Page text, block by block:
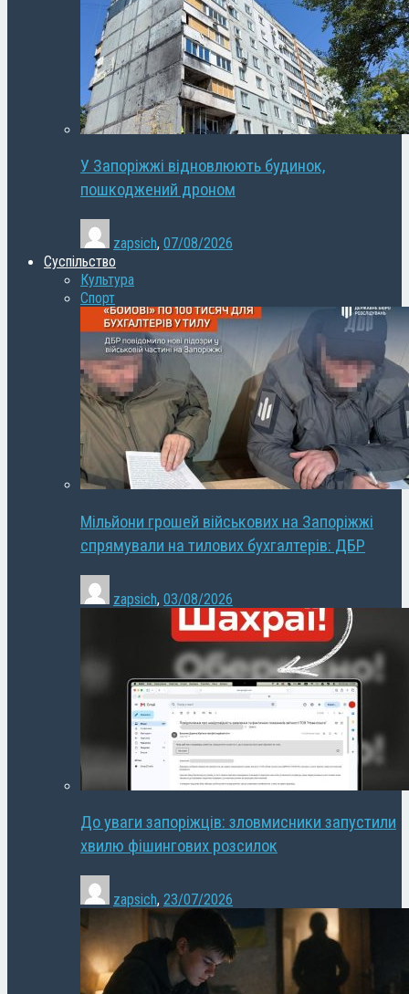
У Запоріжжі відновлюють будинок,
пошкоджений дроном
zapsich, 07/08/2026
Суспільство
Культура
Спорт
Мільйони грошей військових на Запоріжжі
спрямували на тилових бухгалтерів: ДБР
zapsich, 03/08/2026
До уваги запоріжців: зловмисники запустили
хвилю фішингових розсилок
zapsich, 23/07/2026